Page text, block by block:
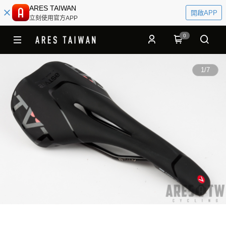
ARES TAIWAN
立刻使用官方APP
開啟APP
0
1/7